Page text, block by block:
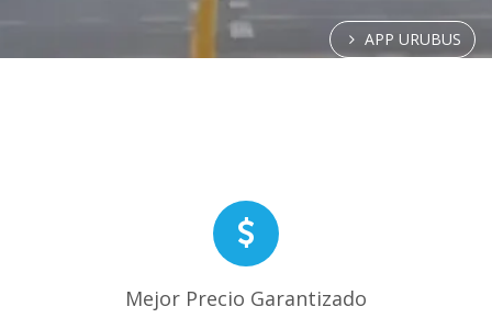
APP URUBUS
Mejor Precio Garantizado